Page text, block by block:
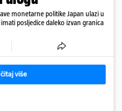
monetarne politike Japan ulazi u
posljedice daleko izvan granica
više